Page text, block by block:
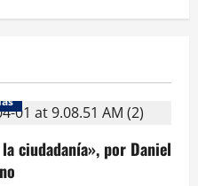
ciudadanía», por Daniel